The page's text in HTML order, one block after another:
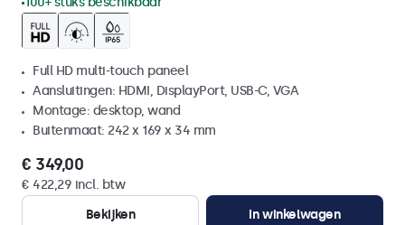
Full HD multi-touch paneel
Aansluitingen: HDMI, DisplayPort, USB-C, VGA
Montage: desktop, wand
Buitenmaat: 242 x 169 x 34 mm
€ 349,00
€ 422,29 incl. btw
Bekijken
In winkelwagen